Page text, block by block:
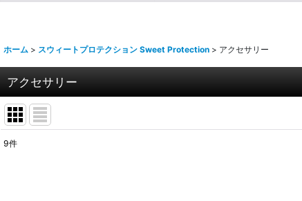
ホーム > スウィートプロテクション Sweet Protection > アクセサリー
アクセサリー
9件